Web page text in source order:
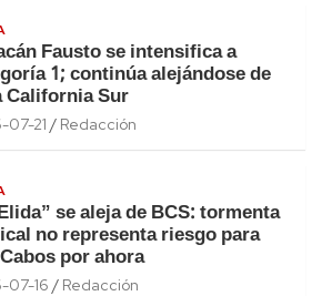
Fausto se intensifica a
1; continúa alejándose de
California Sur
07-21 Redacción
se aleja de BCS: tormenta
no representa riesgo para
por ahora
07-16 Redacción